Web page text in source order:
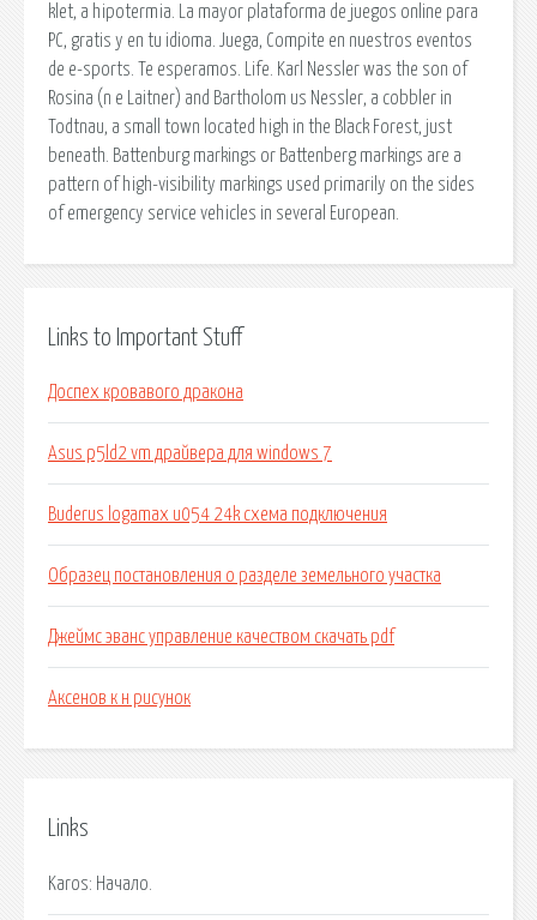
klet, a hipotermia. La mayor plataforma de juegos online para
PC, gratis y en tu idioma. Juega, Compite en nuestros eventos
de e-sports. Te esperamos. Life. Karl Nessler was the son of
Rosina (n e Laitner) and Bartholom us Nessler, a cobbler in
Todtnau, a small town located high in the Black Forest, just
beneath. Battenburg markings or Battenberg markings are a
pattern of high-visibility markings used primarily on the sides
of emergency service vehicles in several European.
Links to Important Stuff
Доспех кровавого дракона
Asus p5ld2 vm драйвера для windows 7
Buderus logamax u054 24k схема подключения
Образец постановления о разделе земельного участка
Джеймс эванс управление качеством скачать pdf
Аксенов к н рисунок
Links
Karos: Начало.